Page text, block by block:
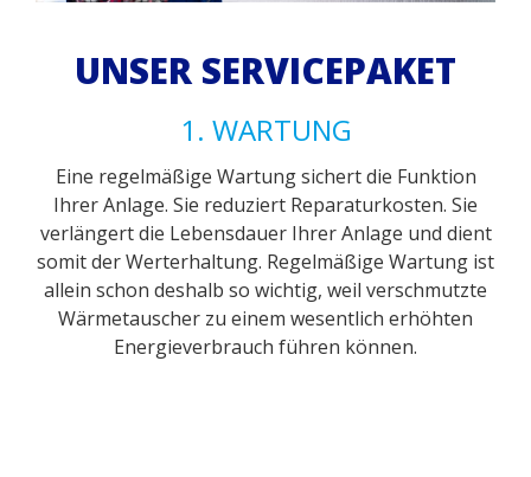
UNSER SERVICEPAKET
1. WARTUNG
Eine regelmäßige Wartung sichert die Funktion
Ihrer Anlage. Sie reduziert Reparaturkosten. Sie
verlängert die Lebensdauer Ihrer Anlage und dient
somit der Werterhaltung. Regelmäßige Wartung ist
allein schon deshalb so wichtig, weil verschmutzte
Wärmetauscher zu einem wesentlich erhöhten
Energieverbrauch führen können.